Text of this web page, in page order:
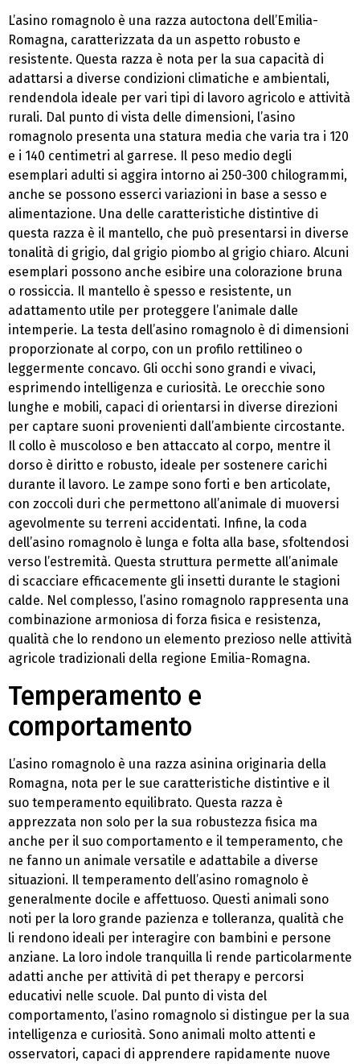
L’asino romagnolo è una razza autoctona dell’Emilia-
Romagna, caratterizzata da un aspetto robusto e
resistente. Questa razza è nota per la sua capacità di
adattarsi a diverse condizioni climatiche e ambientali,
rendendola ideale per vari tipi di lavoro agricolo e attività
rurali. Dal punto di vista delle dimensioni, l’asino
romagnolo presenta una statura media che varia tra i 120
e i 140 centimetri al garrese. Il peso medio degli
esemplari adulti si aggira intorno ai 250-300 chilogrammi,
anche se possono esserci variazioni in base a sesso e
alimentazione. Una delle caratteristiche distintive di
questa razza è il mantello, che può presentarsi in diverse
tonalità di grigio, dal grigio piombo al grigio chiaro. Alcuni
esemplari possono anche esibire una colorazione bruna
o rossiccia. Il mantello è spesso e resistente, un
adattamento utile per proteggere l’animale dalle
intemperie. La testa dell’asino romagnolo è di dimensioni
proporzionate al corpo, con un profilo rettilineo o
leggermente concavo. Gli occhi sono grandi e vivaci,
esprimendo intelligenza e curiosità. Le orecchie sono
lunghe e mobili, capaci di orientarsi in diverse direzioni
per captare suoni provenienti dall’ambiente circostante.
Il collo è muscoloso e ben attaccato al corpo, mentre il
dorso è diritto e robusto, ideale per sostenere carichi
durante il lavoro. Le zampe sono forti e ben articolate,
con zoccoli duri che permettono all’animale di muoversi
agevolmente su terreni accidentati. Infine, la coda
dell’asino romagnolo è lunga e folta alla base, sfoltendosi
verso l’estremità. Questa struttura permette all’animale
di scacciare efficacemente gli insetti durante le stagioni
calde. Nel complesso, l’asino romagnolo rappresenta una
combinazione armoniosa di forza fisica e resistenza,
qualità che lo rendono un elemento prezioso nelle attività
agricole tradizionali della regione Emilia-Romagna.
Temperamento e
comportamento
L’asino romagnolo è una razza asinina originaria della
Romagna, nota per le sue caratteristiche distintive e il
suo temperamento equilibrato. Questa razza è
apprezzata non solo per la sua robustezza fisica ma
anche per il suo comportamento e il temperamento, che
ne fanno un animale versatile e adattabile a diverse
situazioni. Il temperamento dell’asino romagnolo è
generalmente docile e affettuoso. Questi animali sono
noti per la loro grande pazienza e tolleranza, qualità che
li rendono ideali per interagire con bambini e persone
anziane. La loro indole tranquilla li rende particolarmente
adatti anche per attività di pet therapy e percorsi
educativi nelle scuole. Dal punto di vista del
comportamento, l’asino romagnolo si distingue per la sua
intelligenza e curiosità. Sono animali molto attenti e
osservatori, capaci di apprendere rapidamente nuove